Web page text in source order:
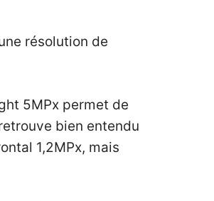
résolution de
5MPx permet de
bien entendu
1,2MPx, mais